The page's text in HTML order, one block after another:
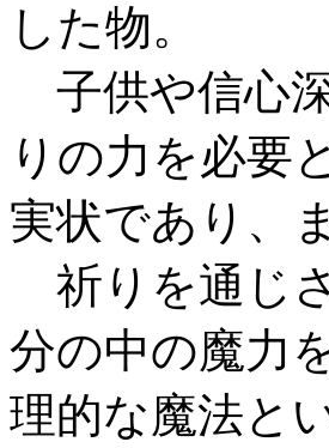
した物。
子供や信心
りの力を必要
実状であり、
祈りを通じ
分の中の魔力
理的な魔法と